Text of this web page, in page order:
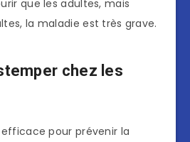
que les adultes, mais
la maladie est très grave.
chez les
pour prévenir la